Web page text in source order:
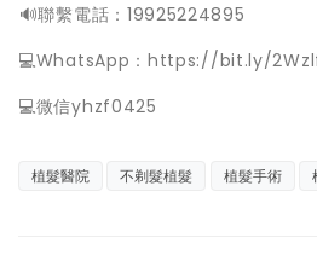
️🔊聯繫電話：19925224895
💻WhatsApp：https://bit.ly/
💻微信yhzf0425
植髮醫院 不剃髮植髮 植髮手術